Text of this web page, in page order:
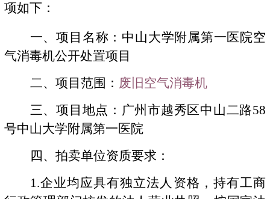
项如下：
一、项目名称：中山大学附属第一医院空
气消毒机公开处置项目
二、项目范围： 废旧空气消毒机
三、项目地点：广州市越秀区中山二路58
号中山大学附属第一医院
四、拍卖单位资质要求：
1.企业均应具有独立法人资格，持有工商